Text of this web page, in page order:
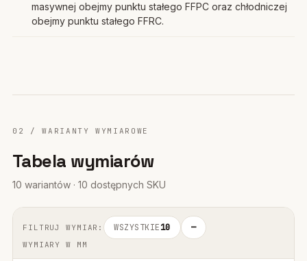
masywnej obejmy punktu stałego FFPC oraz chłodniczej
obejmy punktu stałego FFRC.
02 / WARIANTY WYMIAROWE
Tabela wymiarów
10 wariantów · 10 dostępnych SKU
FILTRUJ WYMIAR: WSZYSTKIE10 —
WYMIARY W MM